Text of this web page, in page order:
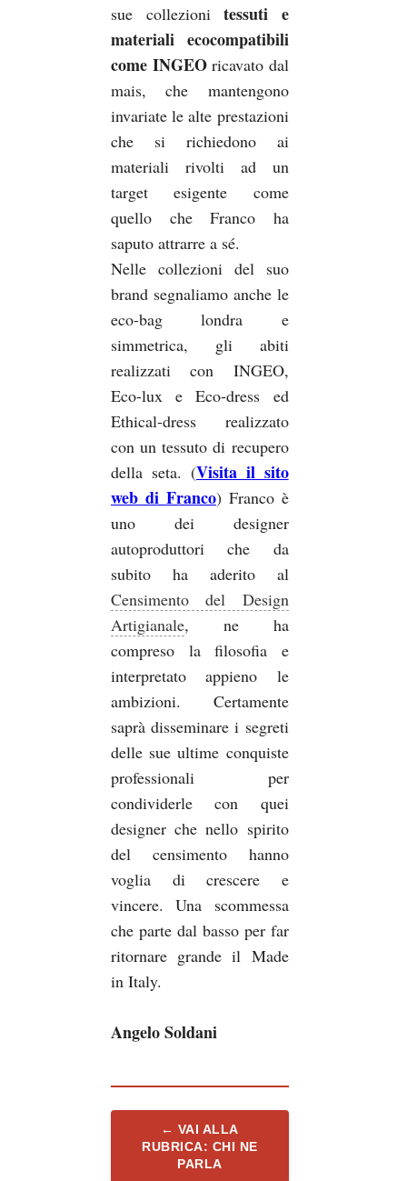
sue collezionitessuti e
materiali ecocompatibili
come INGEOricavato dal
mais, che mantengono
invariate le alte prestazioni
che si richiedono ai
materiali rivolti ad un
target esigente come
quello che Franco ha
saputo attrarre a sé.
Nelle collezioni del suo
brand segnaliamo anche le
eco-bag londra e
simmetrica, gli abiti
realizzati con INGEO,
Eco-lux e Eco-dress ed
Ethical-dress realizzato
con un tessuto di recupero
della seta. (Visita il sito
web di Franco) Franco è
uno dei designer
autoproduttori che da
subito ha aderito al
Censimento del Design
Artigianale, ne ha
compreso la filosofia e
interpretato appieno le
ambizioni. Certamente
saprà disseminare i segreti
delle sue ultime conquiste
professionali per
condividerle con quei
designer che nello spirito
del censimento hanno
voglia di crescere e
vincere. Una scommessa
che parte dal basso per far
ritornare grande il Made
in Italy.
Angelo Soldani
← VAI ALLA
RUBRICA: CHI NE
PARLA